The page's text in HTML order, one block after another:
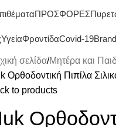
ΠΡΟΣΦΟΡΕΣ
ΥγείαΦροντίδαCovid-19
σελίδα Μητέρα και
Ορθοδοντική Πιπίλα
to products